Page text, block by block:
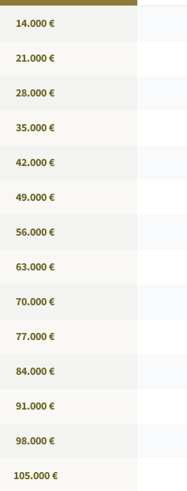
14.000 €
21.000 €
28.000 €
35.000 €
42.000 €
49.000 €
56.000 €
63.000 €
70.000 €
77.000 €
84.000 €
91.000 €
98.000 €
105.000 €